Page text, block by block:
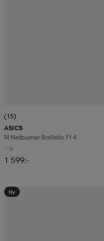
(15)
ASICS
M Netburner Ballistic Ff 4
1 599:-
Ny